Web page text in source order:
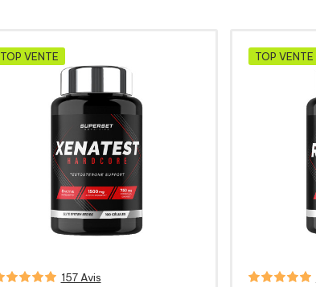
TOP VENTE
157 Avis
TOP VENTE